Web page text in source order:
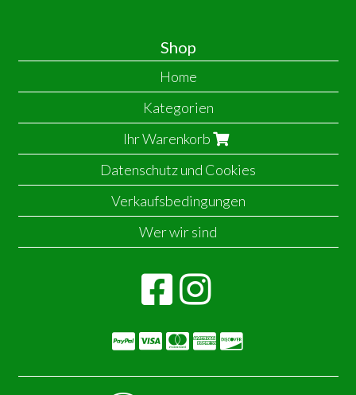
Shop
Home
Kategorien
Ihr Warenkorb
Datenschutz und Cookies
Verkaufsbedingungen
Wer wir sind